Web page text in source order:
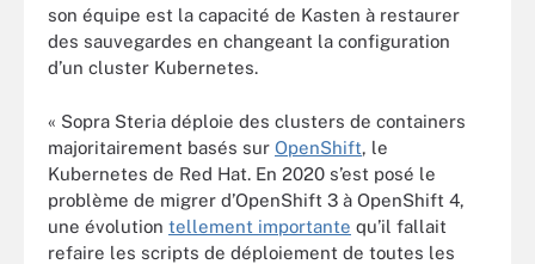
son équipe est la capacité de Kasten à restaurer
des sauvegardes en changeant la configuration
d’un cluster Kubernetes.
« Sopra Steria déploie des clusters de containers
majoritairement basés sur OpenShift, le
Kubernetes de Red Hat. En 2020 s’est posé le
problème de migrer d’OpenShift 3 à OpenShift 4,
une évolution tellement importante qu’il fallait
refaire les scripts de déploiement de toutes les